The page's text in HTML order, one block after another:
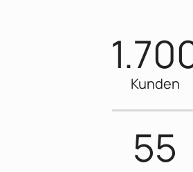
Kunden
55